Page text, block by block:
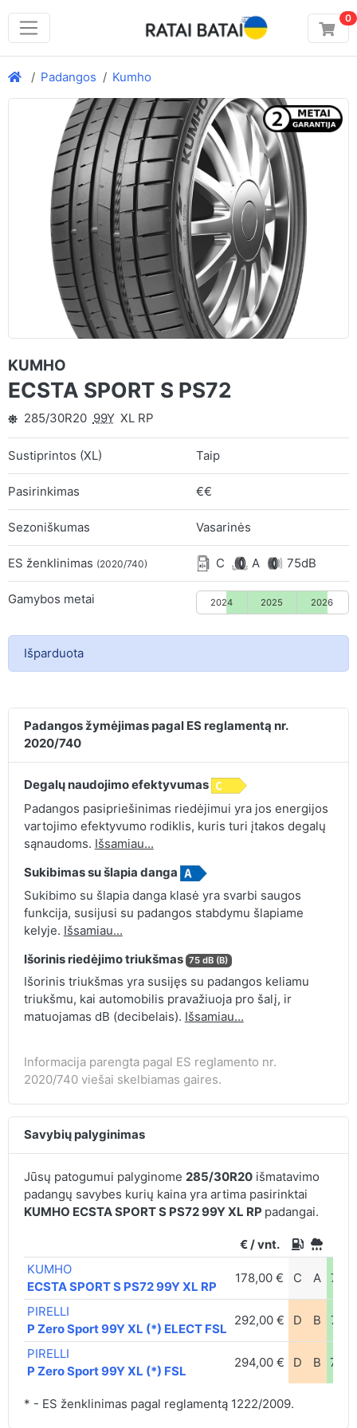
0
Padangos Kumho
KUMHO
ECSTA SPORT S PS72
285/30R20 99Y XL RP
Sustiprintos (XL) Taip
Pasirinkimas €€
Sezoniškumas Vasarinės
ES ženklinimas (2020/740) C A 75dB
Gamybos metai 2024 2025 2026
Išparduota
Padangos žymėjimas pagal ES reglamentą nr.
2020/740
Degalų naudojimo efektyvumas
Padangos pasipriešinimas riedėjimui yra jos energijos
vartojimo efektyvumo rodiklis, kuris turi įtakos degalų
sąnaudoms. Išsamiau...
Sukibimas su šlapia danga
Sukibimo su šlapia danga klasė yra svarbi saugos
funkcija, susijusi su padangos stabdymu šlapiame
kelyje. Išsamiau...
Išorinis riedėjimo triukšmas 75 dB (B)
Išorinis triukšmas yra susijęs su padangos keliamu
triukšmu, kai automobilis pravažiuoja pro šalį, ir
matuojamas dB (decibelais). Išsamiau...
Informacija parengta pagal ES reglamento nr.
2020/740 viešai skelbiamas gaires.
Savybių palyginimas
Jūsų patogumui palyginome 285/30R20išmatavimo
padangų savybes kurių kaina yra artima pasirinktai
KUMHO ECSTA SPORT S PS72 99Y XL RP padangai.
€ / vnt.
KUMHO
ECSTA SPORT S PS72 99Y XL RP
178,00 € C A
PIRELLI
P Zero Sport 99Y XL (*) ELECT FSL
292,00 € D B
PIRELLI
P Zero Sport 99Y XL (*) FSL
294,00 € D B
* - ES ženklinimas pagal reglamentą 1222/2009.